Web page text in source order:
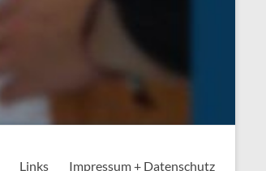
Links Impressum + Datenschutz